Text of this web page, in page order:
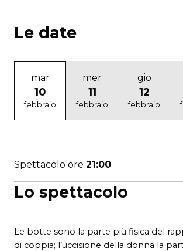
Lo spettacolo
Le botte sono la parte più fisica del
di coppia; l’uccisione della donna la
Le date
mar
10
febbraio
mer
11
febbraio
gio
12
febbraio
Spettacolo ore 21:00